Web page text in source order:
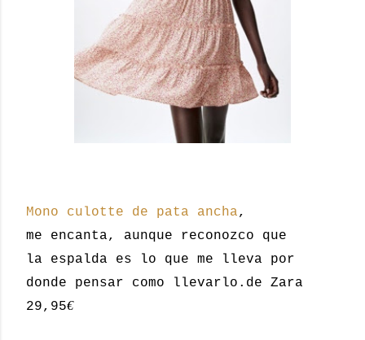
Mono culotte de pata ancha,
me encanta, aunque reconozco que
la espalda es lo que me lleva por
donde pensar como llevarlo.de Zara
29,95€